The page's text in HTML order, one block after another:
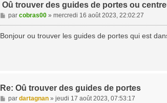
Oû trouver des guides de portes ou
M
e
s
par cobras00» mercredi 16 août 2023, 22:02:27
Bonjour ou trouver les guides de portes qui est
Re: Oû trouver des guides de portes
M
par dartagnan» jeudi 17 août 2023, 07:53:17